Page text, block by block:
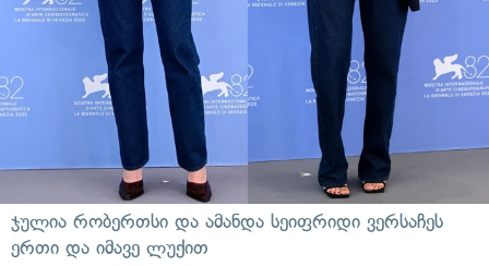
ჯულია რობერთსი და ამანდა სეიფრიდი ვერსაჩეს
ერთი და იმავე ლუქით